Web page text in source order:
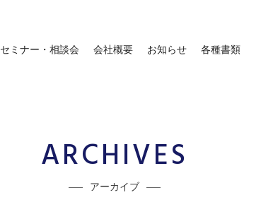
セミナー・相談会 会社概要 お知らせ 各種書類
ARCHIVES
アーカイブ